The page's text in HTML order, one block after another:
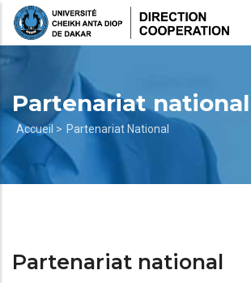
Aller
Partenariat national
Fil
d'Ariane
Accueil > Partenariat National
Partenariat national